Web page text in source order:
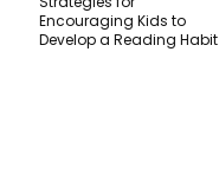
Encouraging Kids to
Develop a Reading Habit